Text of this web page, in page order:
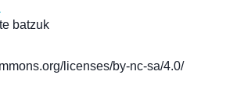
batzuk
licenses/by-nc-sa/4.0/